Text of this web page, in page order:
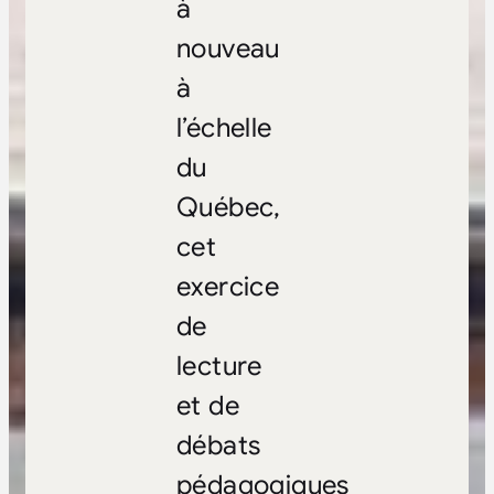
à
nouveau
à
l’échelle
du
Québec,
cet
exercice
de
lecture
et de
débats
pédagogiques